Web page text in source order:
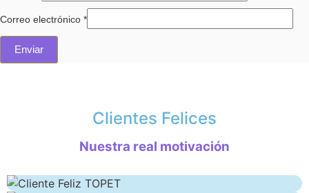
Correo electrónico *
Clientes Felices
Nuestra real motivación